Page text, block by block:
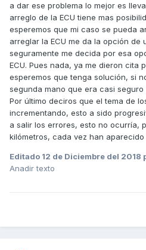
a dar ese problema lo mejor es
arreglo de la ECU tiene mas
esperemos que mi caso se pueda
arreglar la ECU me da la opción de
seguramente me decida por esa
ECU. Pues nada, ya me dieron cita
esperemos que tenga solución, si
segunda mano que era casi
Por último deciros que el tema de
incrementando, esto a sido
a salir los errores, esto no ocurría,
kilómetros, cada vez han
Editado 12 de Diciembre del 2018
Anadir texto